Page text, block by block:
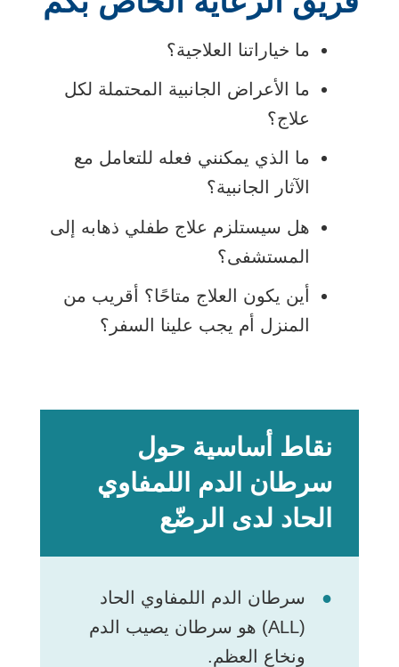
ما خياراتنا العلاجية؟
ما الأعراض الجانبية المحتملة لكل
علاج؟
ما الذي يمكنني فعله للتعامل مع
الآثار الجانبية؟
هل سيستلزم علاج طفلي ذهابه إلى
المستشفى؟
أين يكون العلاج متاحًا؟ أقريب من
المنزل أم يجب علينا السفر؟
نقاط أساسية حول
سرطان الدم اللمفاوي
الحاد لدى الرضّع
سرطان الدم اللمفاوي الحاد
(ALL) هو سرطان يصيب الدم
ونخاع العظم.